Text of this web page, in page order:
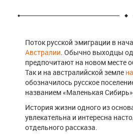
Поток русской эмиграции в
Австралии. Обычно выходцы
предпочитают на новом месте
Так и на австралийской земле
обозначилось русское
названием «Маленькая
История жизни одного из
увлекательна и интересна
отдельного рассказа.